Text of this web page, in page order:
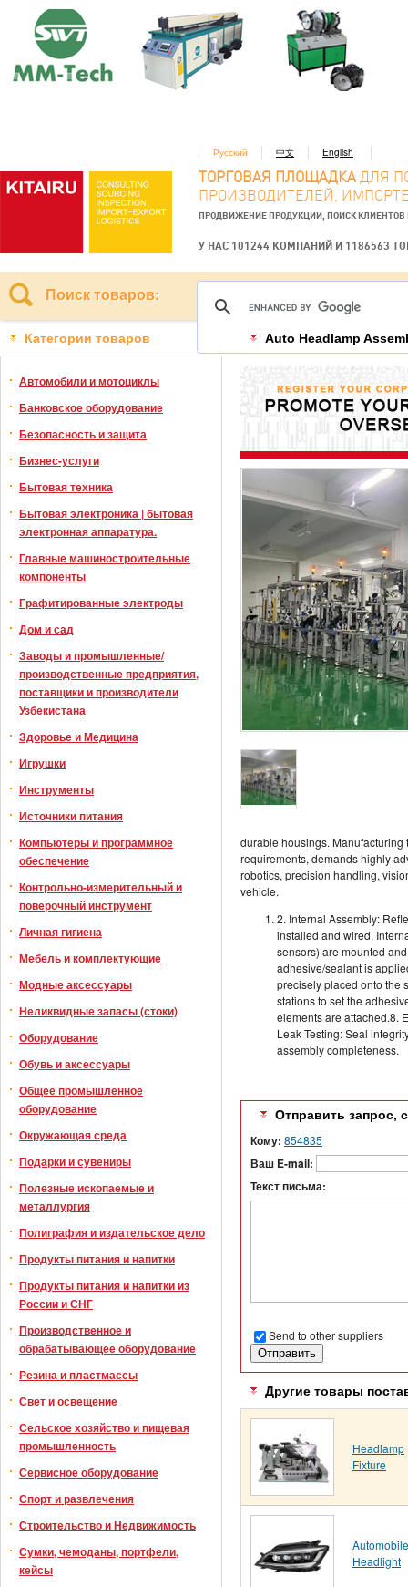
Русский 中文 English
ТОРГОВАЯ ПЛОЩАДКА ДЛЯ
ПРОИЗВОДИТЕЛЕЙ,
ПРОДВИЖЕНИЕ ПРОДУКЦИИ, ПОИСК КЛИЕНТОВ
У НАС 101244 КОМПАНИЙ И 1186563
Поиск товаров:
Категории товаров
Автомобили и мотоциклы
Банковское оборудование
Безопасность и защита
Бизнес-услуги
Бытовая техника
Бытовая электроника | бытовая
электронная аппаратура.
Главные машиностроительные
компоненты
Графитированные электроды
Дом и сад
Заводы и промышленные/
производственные предприятия,
поставщики и производители
Узбекистана
Здоровье и Медицина
Игрушки
Инструменты
Источники питания
Компьютеры и программное
обеспечение
Контрольно-измерительный и
поверочный инструмент
Личная гигиена
Мебель и комплектующие
Модные аксессуары
Неликвидные запасы (стоки)
Оборудование
Обувь и аксессуары
Общее промышленное
оборудование
Окружающая среда
Подарки и сувениры
Полезные ископаемые и
металлургия
Полиграфия и издательское дело
Продукты питания и напитки
Продукты питания и напитки из
России и СНГ
Производственное и
обрабатывающее оборудование
Резина и пластмассы
Свет и освещение
Сельское хозяйство и пищевая
промышленность
Сервисное оборудование
Спорт и развлечения
Строительство и Недвижимость
Сумки, чемоданы, портфели,
кейсы
Auto Headlamp
durable housings. Manufacturing
requirements, demands highly
robotics, precision handling,
vehicle.
2. Internal Assembly:
installed and wired.
sensors) are mounted
adhesive/sealant is
precisely placed onto the
stations to set the
elements are attached.8.
Leak Testing: Seal
assembly completeness.
Отправить запрос,
Кому: 854835
Ваш E-mail:
Текст письма:
Send to other suppliers
Другие товары
Headlamp
Fixture
Automobile
Headlight